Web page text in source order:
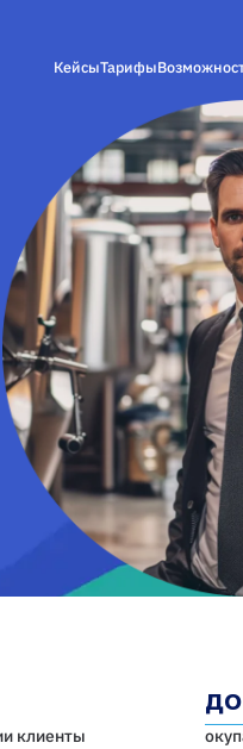
КейсыТарифы
клиенты